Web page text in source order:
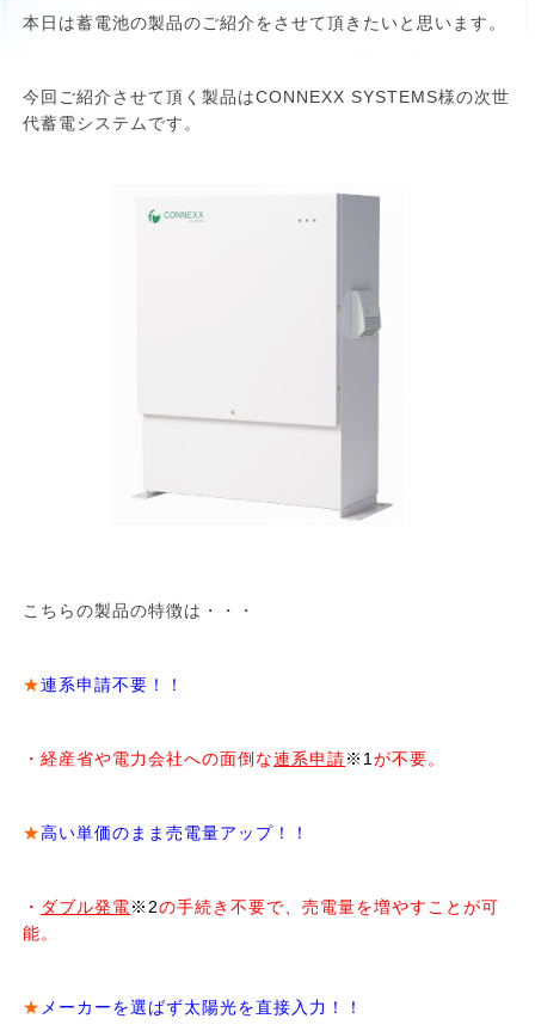
本日は蓄電池の製品のご紹介をさせて頂きたいと思います。
今回ご紹介させて頂く製品はCONNEXX SYSTEMS様の次世
代蓄電システムです。
こちらの製品の特徴は・・・
★連系申請不要！！
・経産省や電力会社への面倒な連系申請※1 が不要。
★高い単価のまま売電量アップ！！
・ ダブル発電※2の手続き不要で、売電量を増やすことが可
能。
★ メーカーを選ばず太陽光を直接入力！！